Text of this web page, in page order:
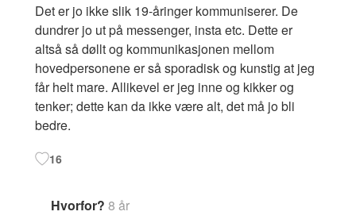
Det er jo ikke slik 19-åringer kommuniserer. De
dundrer jo ut på messenger, insta etc. Dette er
altså så døllt og kommunikasjonen mellom
hovedpersonene er så sporadisk og kunstig at jeg
får helt mare. Allikevel er jeg inne og kikker og
tenker; dette kan da ikke være alt, det må jo bli
bedre.
16
Hvorfor? 8 år